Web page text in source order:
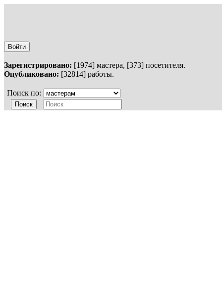
Войти
Зарегистрировано: [1974] мастера, [373] посетителя.
Опубликовано: [32814] работы.
Поиск по: